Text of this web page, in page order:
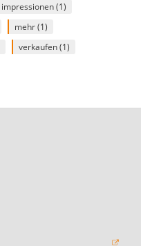
impressionen(1)
mehr(1)
verkaufen(1)